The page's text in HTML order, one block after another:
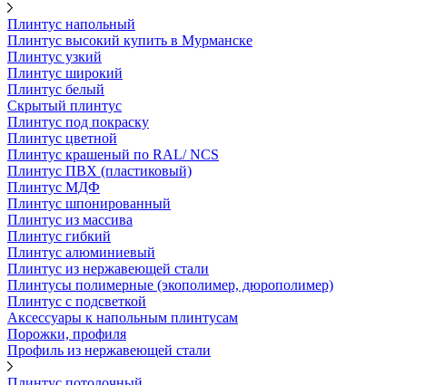
Плинтус напольный
Плинтус высокий купить в Мурманске
Плинтус узкий
Плинтус широкий
Плинтус белый
Скрытый плинтус
Плинтус под покраску
Плинтус цветной
Плинтус крашеный по RAL/ NCS
Плинтус ПВХ (пластиковый)
Плинтус МДФ
Плинтус шпонированный
Плинтус из массива
Плинтус гибкий
Плинтус алюминиевый
Плинтус из нержавеющей стали
Плинтусы полимерные (экополимер, дюрополимер)
Плинтус с подсветкой
Аксессуары к напольным плинтусам
Порожки, профиля
Профиль из нержавеющей стали